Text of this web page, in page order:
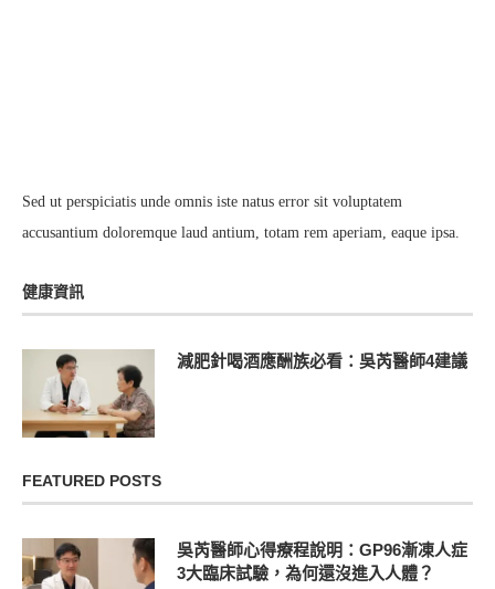
Sed ut perspiciatis unde omnis iste natus error sit voluptatem
accusantium doloremque laud antium, totam rem aperiam, eaque ipsa.
健康資訊
減肥針喝酒應酬族必看：吳芮醫師4建議
FEATURED POSTS
吳芮醫師心得療程說明：GP96漸凍人症
3大臨床試驗，為何還沒進入人體？